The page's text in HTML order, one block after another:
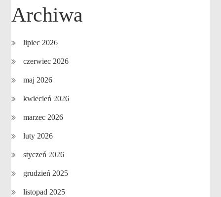
Archiwa
lipiec 2026
czerwiec 2026
maj 2026
kwiecień 2026
marzec 2026
luty 2026
styczeń 2026
grudzień 2025
listopad 2025